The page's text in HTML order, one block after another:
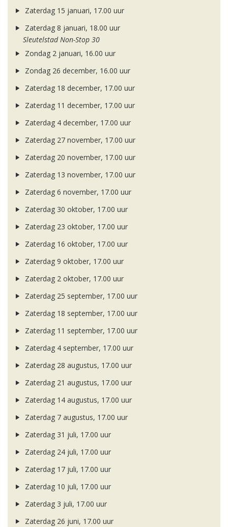
Zaterdag 15 januari, 17.00 uur
Zaterdag 8 januari, 18.00 uur
Sleutelstad Non-Stop 30
Zondag 2 januari, 16.00 uur
Zondag 26 december, 16.00 uur
Zaterdag 18 december, 17.00 uur
Zaterdag 11 december, 17.00 uur
Zaterdag 4 december, 17.00 uur
Zaterdag 27 november, 17.00 uur
Zaterdag 20 november, 17.00 uur
Zaterdag 13 november, 17.00 uur
Zaterdag 6 november, 17.00 uur
Zaterdag 30 oktober, 17.00 uur
Zaterdag 23 oktober, 17.00 uur
Zaterdag 16 oktober, 17.00 uur
Zaterdag 9 oktober, 17.00 uur
Zaterdag 2 oktober, 17.00 uur
Zaterdag 25 september, 17.00 uur
Zaterdag 18 september, 17.00 uur
Zaterdag 11 september, 17.00 uur
Zaterdag 4 september, 17.00 uur
Zaterdag 28 augustus, 17.00 uur
Zaterdag 21 augustus, 17.00 uur
Zaterdag 14 augustus, 17.00 uur
Zaterdag 7 augustus, 17.00 uur
Zaterdag 31 juli, 17.00 uur
Zaterdag 24 juli, 17.00 uur
Zaterdag 17 juli, 17.00 uur
Zaterdag 10 juli, 17.00 uur
Zaterdag 3 juli, 17.00 uur
Zaterdag 26 juni, 17.00 uur